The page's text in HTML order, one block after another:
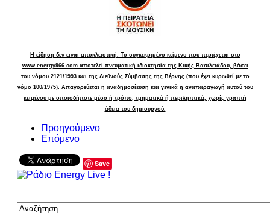
Η είδηση δεν ειναι αποκλειστική. Το συγκεκριμένο κείμενο που περιέχεται στο
www.energy966.com αποτελεί πνευματική ιδιοκτησία της Κικής Βασιλειάδου, βάσει
του νόμου 2121/1993 και της Διεθνούς Σύμβασης της Βέρνης (που έχει κυρωθεί με το
νόμο 100/1975). Απαγορεύεται η αναδημοσίευση και γενικά η αναπαραγωγή αυτού του
κειμένου με οποιοδήποτε μέσο ή τρόπο, τμηματικά ή περιληπτικά, χωρίς γραπτή
άδεια του δημιουργού.
Προηγούμενο
Επόμενο
Save